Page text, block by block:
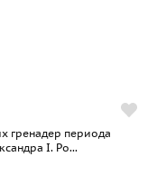
гренадер периода
I. Ро...